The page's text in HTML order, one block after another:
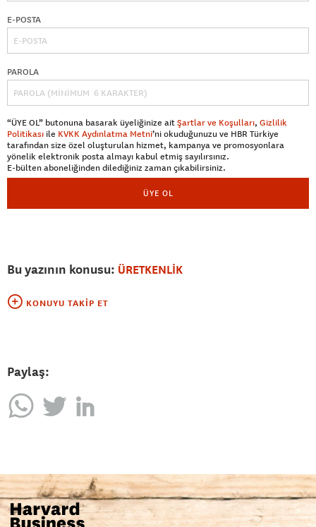
E-POSTA
PAROLA
“ÜYE OL” butonuna basarak üyeliğinize aitŞartlar ve Koşulları, Gizlilik
Politikası ile KVKK Aydınlatma Metni’ni okuduğunuzu ve HBR Türkiye
tarafından size özel oluşturulan hizmet, kampanya ve promosyonlara
yönelik elektronik posta almayı kabul etmiş sayılırsınız.
E-bülten aboneliğinden dilediğiniz zaman çıkabilirsiniz.
ÜYE OL
Bu yazının konusu: ÜRETKENLİK
KONUYU TAKIP ET
Paylaş: